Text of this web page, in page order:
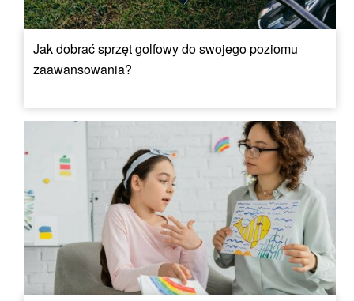
Jak dobrać sprzęt golfowy do swojego poziomu
zaawansowania?